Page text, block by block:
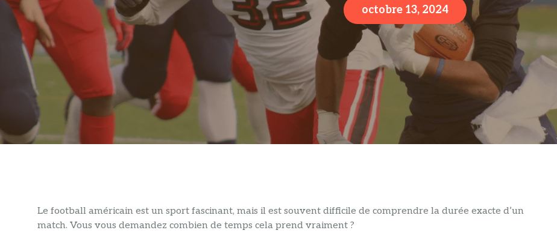
octobre 13, 2024
Le football américain est un sport fascinant, mais il est souvent difficile de comprendre la durée exacte d’un
match. Vous vous demandez combien de temps cela prend vraiment ?